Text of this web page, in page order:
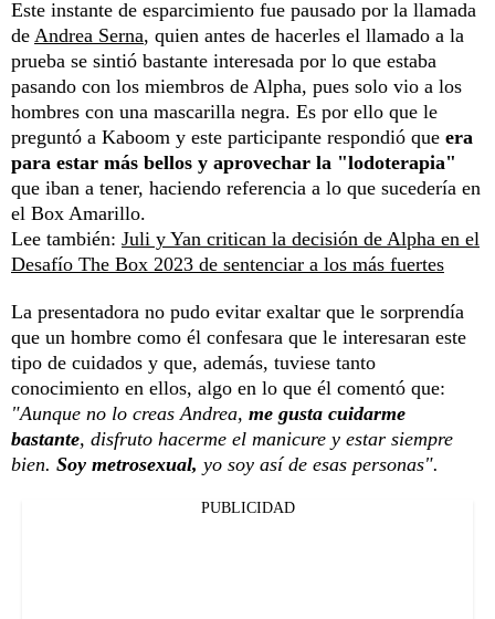
Este instante de esparcimiento fue pausado por la llamada
de Andrea Serna, quien antes de hacerles el llamado a la
prueba se sintió bastante interesada por lo que estaba
pasando con los miembros de Alpha, pues solo vio a los
hombres con una mascarilla negra. Es por ello que le
preguntó a Kaboom y este participante respondió que era
para estar más bellos y aprovechar la "lodoterapia"
que iban a tener, haciendo referencia a lo que sucedería en
el Box Amarillo.
Lee también: Juli y Yan critican la decisión de Alpha en el
Desafío The Box 2023 de sentenciar a los más fuertes
La presentadora no pudo evitar exaltar que le sorprendía
que un hombre como él confesara que le interesaran este
tipo de cuidados y que, además, tuviese tanto
conocimiento en ellos, algo en lo que él comentó que:
"Aunque no lo creas Andrea, me gusta cuidarme
bastante, disfruto hacerme el manicure y estar siempre
bien. Soy metrosexual, yo soy así de esas personas".
PUBLICIDAD